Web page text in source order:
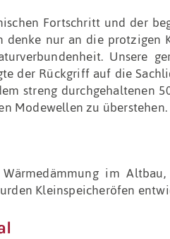
Fortschritt und der
denke nur an die protzigen
Unsere
der Rückgriff auf die
streng durchgehaltenen
Modewellen zu überstehen.
im
Kleinspeicheröfen